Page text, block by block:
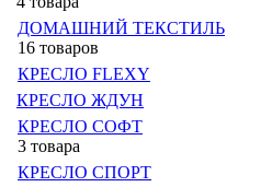
ДОМАШНИЙ ТЕКСТИЛЬ
16 товаров
КРЕСЛО FLEXY
КРЕСЛО ЖДУН
КРЕСЛО СОФТ
3 товара
КРЕСЛО СПОРТ